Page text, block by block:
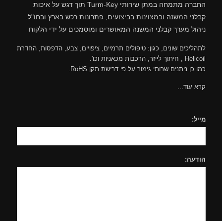
החברה מתמחה במתן שירותי Turm-Key תוך דגש על איכות
קבלני המשנה ובמצוינות בביצועים, פתרונות רכש בארץ ובחו"ל.
ניהול מערך קבלני המשנה המאושרים ומוסמכים על ידי הלקוח
לתהליכים שונים, כגון: טיפולים תרמיים, ציפויים, צבע, הדפסות, החדרת
Helicoil , חיתוך לייזר, הרכבות מכאניות וכו'.
כמו כן ניתנים שרותי גימור על פי דרישת תקן RoHS.
קרא עוד...
מייל:
הודעה: